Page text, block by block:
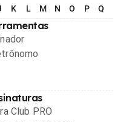
K L M N O P Q
Club PRO